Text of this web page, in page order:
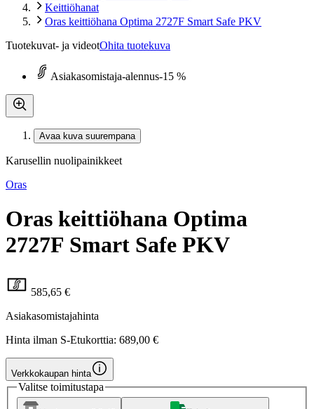
Keittiöhanat
Oras keittiöhana Optima 2727F Smart Safe PKV
Tuotekuvat- ja videotOhita tuotekuva
Asiakasomistaja-alennus-15 %
Avaa kuva suurempana
Karusellin nuolipainikkeet
Oras
Oras keittiöhana Optima
2727F Smart Safe PKV
585,65 €
Asiakasomistajahinta
Hinta ilman S-Etukorttia: 689,00 €
Verkkokaupan hinta
Valitse toimitustapa